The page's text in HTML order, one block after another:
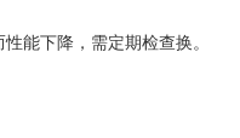
能下降，需定期检查换。